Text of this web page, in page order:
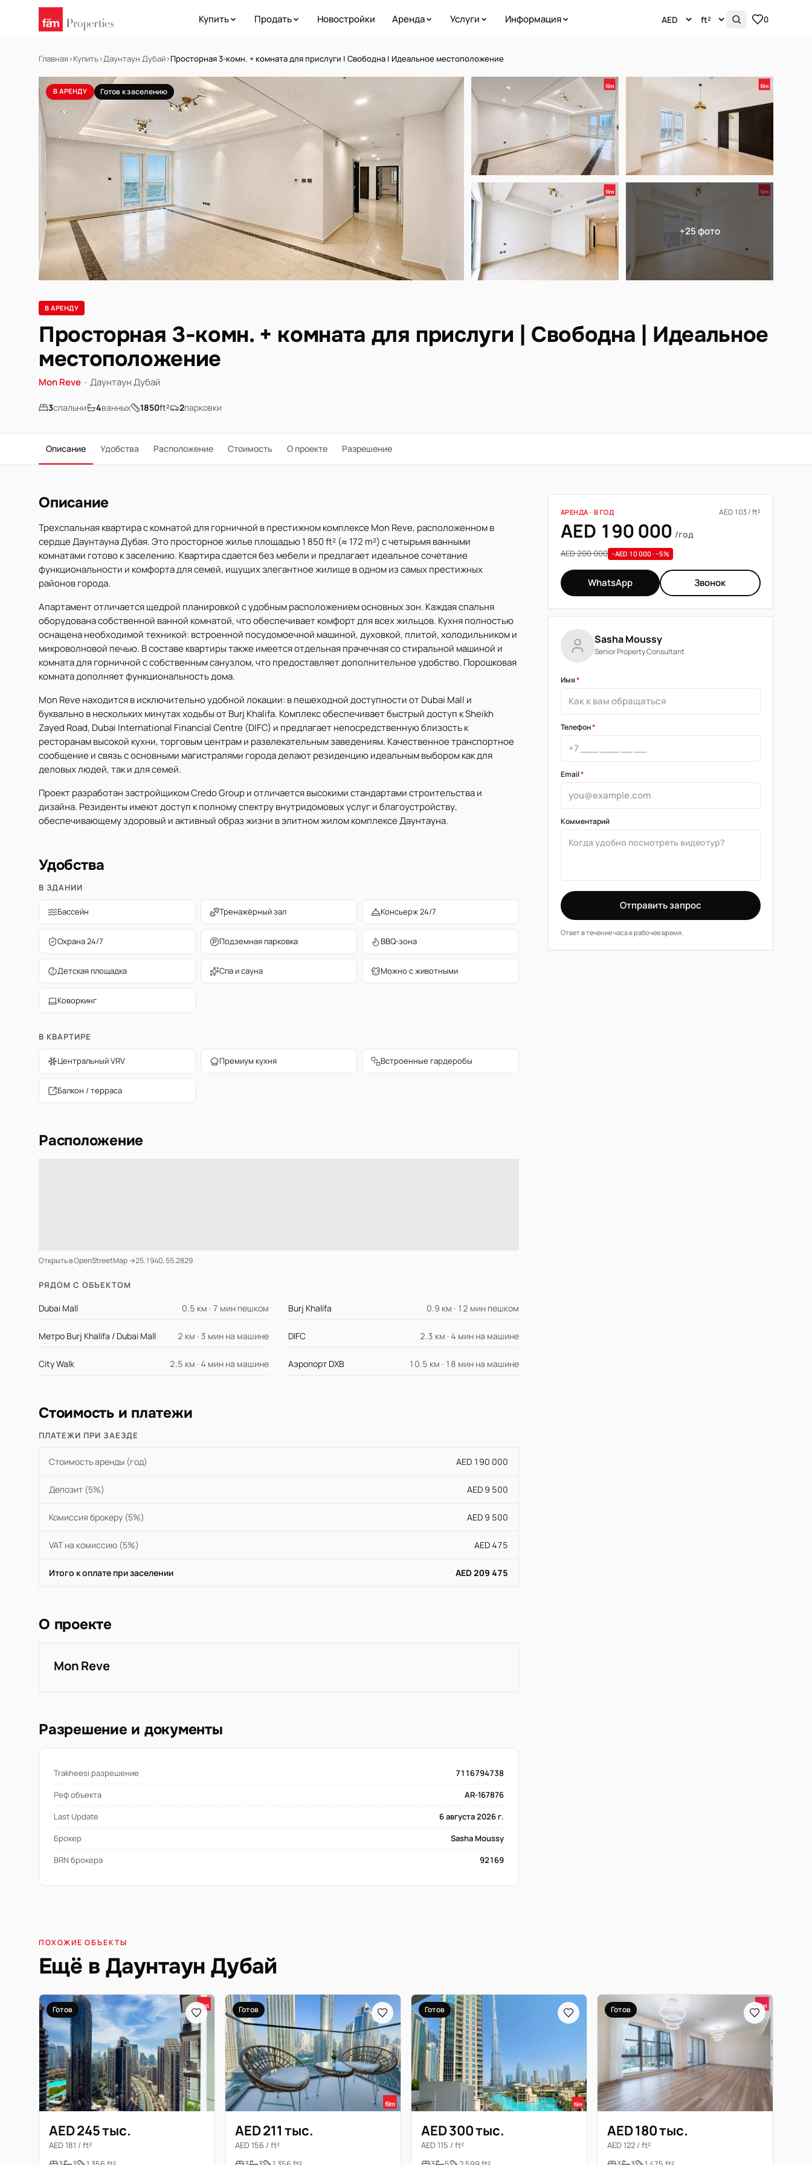
Купить Продать Новостройки Аренда Услуги Информация 0
Главная›Купить›Даунтаун Дубай›Просторная 3-комн. + комната для прислуги | Свободна | Идеальное местоположение
В АРЕНДУ Готов к заселению
+25 фото
В АРЕНДУ
Просторная 3-комн. + комната для прислуги | Свободна | Идеальное
местоположение
Mon Reve · Даунтаун Дубай
3спальни 4ванных 1850ft² 2парковки
Описание Удобства Расположение Стоимость О проекте Разрешение
Описание
Трехспальная квартира с комнатой для горничной в престижном комплексе Mon Reve, расположенном в
сердце Даунтауна Дубая. Это просторное жилье площадью 1 850 ft² (≈ 172 m²) с четырьмя ванными
комнатами готово к заселению. Квартира сдается без мебели и предлагает идеальное сочетание
функциональности и комфорта для семей, ищущих элегантное жилище в одном из самых престижных
районов города.
Апартамент отличается щедрой планировкой с удобным расположением основных зон. Каждая спальня
оборудована собственной ванной комнатой, что обеспечивает комфорт для всех жильцов. Кухня полностью
оснащена необходимой техникой: встроенной посудомоечной машиной, духовкой, плитой, холодильником и
микроволновой печью. В составе квартиры также имеется отдельная прачечная со стиральной машиной и
комната для горничной с собственным санузлом, что предоставляет дополнительное удобство. Порошковая
комната дополняет функциональность дома.
Mon Reve находится в исключительно удобной локации: в пешеходной доступности от Dubai Mall и
буквально в нескольких минутах ходьбы от Burj Khalifa. Комплекс обеспечивает быстрый доступ к Sheikh
Zayed Road, Dubai International Financial Centre (DIFC) и предлагает непосредственную близость к
ресторанам высокой кухни, торговым центрам и развлекательным заведениям. Качественное транспортное
сообщение и связь с основными магистралями города делают резиденцию идеальным выбором как для
деловых людей, так и для семей.
Проект разработан застройщиком Credo Group и отличается высокими стандартами строительства и
дизайна. Резиденты имеют доступ к полному спектру внутридомовых услуг и благоустройству,
обеспечивающему здоровый и активный образ жизни в элитном жилом комплексе Даунтауна.
Удобства
В ЗДАНИИ
Бассейн Тренажёрный зал Консьерж 24/7
Охрана 24/7 Подземная парковка BBQ-зона
Детская площадка Спа и сауна Можно с животными
Коворкинг
В КВАРТИРЕ
Центральный VRV Премиум кухня Встроенные гардеробы
Балкон / терраса
Расположение
Открыть в OpenStreetMap →25.1940, 55.2829
РЯДОМ С ОБЪЕКТОМ
Dubai Mall 0.5 км · 7 мин пешком Burj Khalifa 0.9 км · 12 мин пешком
Метро Burj Khalifa / Dubai Mall 2 км · 3 мин на машине DIFC 2.3 км · 4 мин на машине
City Walk 2.5 км · 4 мин на машине Аэропорт DXB 10.5 км · 18 мин на машине
Стоимость и платежи
ПЛАТЕЖИ ПРИ ЗАЕЗДЕ
Стоимость аренды (год) AED 190 000
Депозит (5%) AED 9 500
Комиссия брокеру (5%) AED 9 500
VAT на комиссию (5%) AED 475
Итого к оплате при заселении AED 209 475
О проекте
Mon Reve
Разрешение и документы
Trakheesi разрешение
7116794738
Реф объекта
AR-167876
Last Update
6 августа 2026 г.
Брокер
Sasha Moussy
BRN брокера
92169
АРЕНДА · В ГОД AED 103 / ft²
AED 190 000 /год
AED 200 000 −AED 10 000 · −5%
WhatsApp Звонок
Sasha Moussy
Senior Property Consultant
Имя*
Телефон*
Email*
Комментарий
Отправить запрос
Ответ в течение часа в рабочее время.
ПОХОЖИЕ ОБЪЕКТЫ
Ещё в Даунтаун Дубай
Готов
AED 245 тыс.
AED 181 / ft²
Готов
AED 211 тыс.
AED 156 / ft²
Готов
AED 300 тыс.
AED 115 / ft²
Готов
AED 180 тыс.
AED 122 / ft²